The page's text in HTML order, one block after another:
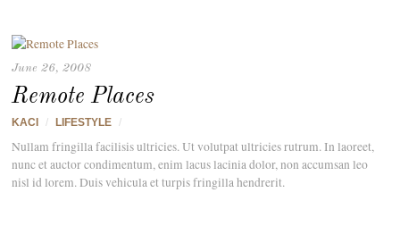
June 26, 2008
Remote Places
KACI / LIFESTYLE /
Nullam fringilla facilisis ultricies. Ut volutpat ultricies rutrum. In laoreet,
nunc et auctor condimentum, enim lacus lacinia dolor, non accumsan leo
nisl id lorem. Duis vehicula et turpis fringilla hendrerit.